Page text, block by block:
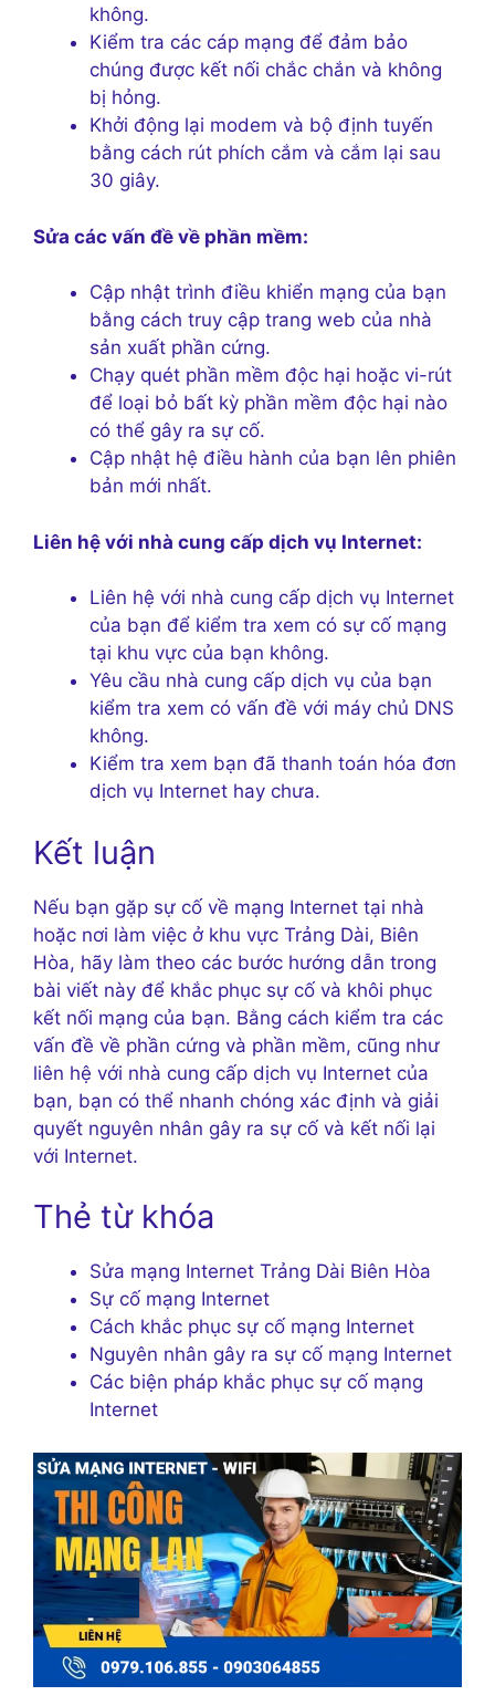
không.
Kiểm tra các cáp mạng để đảm bảo
chúng được kết nối chắc chắn và không
bị hỏng.
Khởi động lại modem và bộ định tuyến
bằng cách rút phích cắm và cắm lại sau
30 giây.
Sửa các vấn đề về phần mềm:
Cập nhật trình điều khiển mạng của bạn
bằng cách truy cập trang web của nhà
sản xuất phần cứng.
Chạy quét phần mềm độc hại hoặc vi-rút
để loại bỏ bất kỳ phần mềm độc hại nào
có thể gây ra sự cố.
Cập nhật hệ điều hành của bạn lên phiên
bản mới nhất.
Liên hệ với nhà cung cấp dịch vụ Internet:
Liên hệ với nhà cung cấp dịch vụ Internet
của bạn để kiểm tra xem có sự cố mạng
tại khu vực của bạn không.
Yêu cầu nhà cung cấp dịch vụ của bạn
kiểm tra xem có vấn đề với máy chủ DNS
không.
Kiểm tra xem bạn đã thanh toán hóa đơn
dịch vụ Internet hay chưa.
Kết luận
Nếu bạn gặp sự cố về mạng Internet tại nhà
hoặc nơi làm việc ở khu vực Trảng Dài, Biên
Hòa, hãy làm theo các bước hướng dẫn trong
bài viết này để khắc phục sự cố và khôi phục
kết nối mạng của bạn. Bằng cách kiểm tra các
vấn đề về phần cứng và phần mềm, cũng như
liên hệ với nhà cung cấp dịch vụ Internet của
bạn, bạn có thể nhanh chóng xác định và giải
quyết nguyên nhân gây ra sự cố và kết nối lại
với Internet.
Thẻ từ khóa
Sửa mạng Internet Trảng Dài Biên Hòa
Sự cố mạng Internet
Cách khắc phục sự cố mạng Internet
Nguyên nhân gây ra sự cố mạng Internet
Các biện pháp khắc phục sự cố mạng
Internet